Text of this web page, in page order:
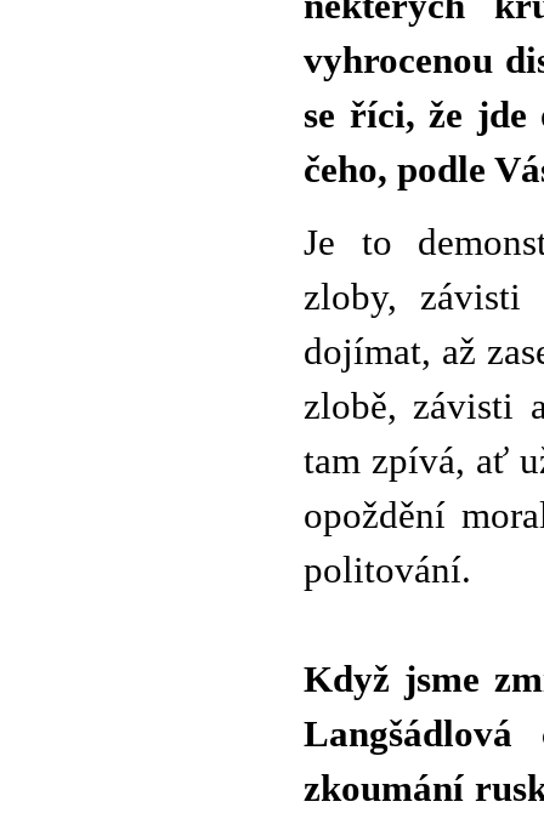
vyhrocenou
se říci, že jde
čeho, podle
Je to
zloby,
dojímat, až
zlobě, závisti
tam zpívá, ať
opoždění
politování.
Když jsme
zkoumání